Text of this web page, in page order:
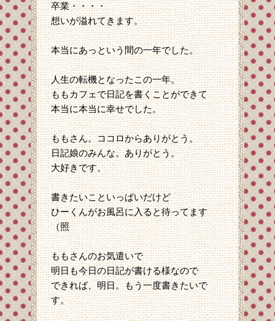
卒業・・・・
想いが溢れてきます。
本当にあっという間の一年でした。
人生の転機となったこの一年。
ももカフェで日記を書くことができて
本当に本当に幸せでした。
ももさん。ココロからありがとう。
日記娘のみんな。ありがとう。
大好きです。
書きたいこといっぱいだけど
ひーくんがお風呂に入ると待ってます
（照
ももさんのお気遣いで
明日も今日の日記が書ける様なので
できれば、明日。もう一度書きたいで
す。